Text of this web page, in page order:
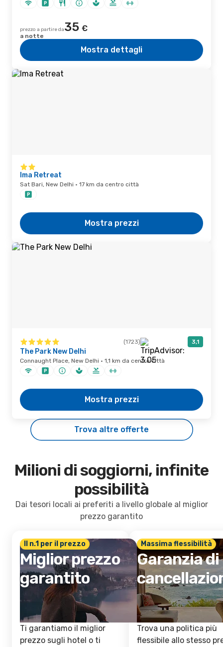
prezzo a partire da35 €
a notte
Mostra dettagli
Ima Retreat
Sat Bari, New Delhi · 17 km da centro città
Mostra prezzi
(1723) 3,1
The Park New Delhi
Connaught Place, New Delhi · 1,1 km da centro città
Mostra prezzi
Trova altre offerte
Milioni di soggiorni, infinite
possibilità
Dai tesori locali ai preferiti a livello globale al miglior
prezzo garantito
Il n.1 per il prezzo
Miglior prezzo
garantito
Ti garantiamo il miglior
prezzo sugli hotel o ti
Massima flessibilità
Garanzia di
Trova una politica più
flessibile allo stesso